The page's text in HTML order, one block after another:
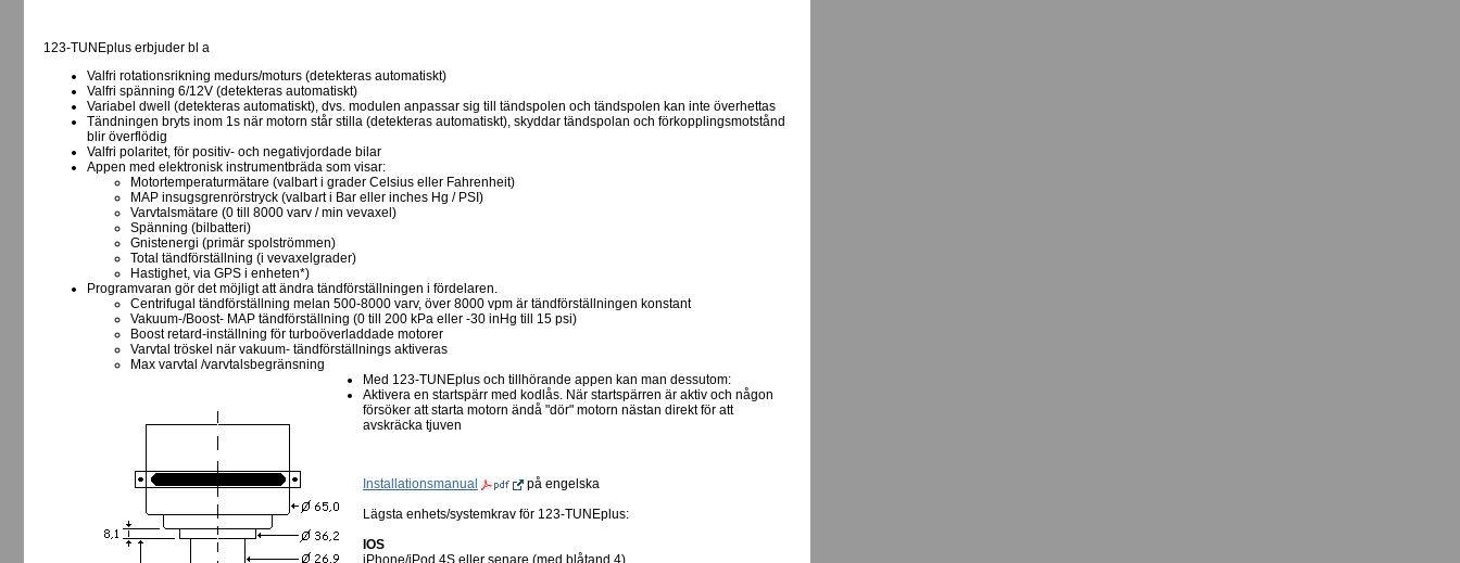
123-TUNEplus erbjuder bl a
Valfri rotationsrikning medurs/moturs (detekteras automatiskt)
Valfri spänning 6/12V (detekteras automatiskt)
Variabel dwell (detekteras automatiskt), dvs. modulen anpassar sig till tändspolen och tändspolen kan inte överhettas
Tändningen bryts inom 1s när motorn står stilla (detekteras automatiskt), skyddar tändspolan och förkopplingsmotstånd
blir överflödig
Valfri polaritet, för positiv- och negativjordade bilar
Appen med elektronisk instrumentbräda som visar:
Motortemperaturmätare (valbart i grader Celsius eller Fahrenheit)
MAP insugsgrenrörstryck (valbart i Bar eller inches Hg / PSI)
Varvtalsmätare (0 till 8000 varv / min vevaxel)
Spänning (bilbatteri)
Gnistenergi (primär spolströmmen)
Total tändförställning (i vevaxelgrader)
Hastighet, via GPS i enheten*)
Programvaran gör det möjligt att ändra tändförställningen i fördelaren.
Centrifugal tändförställning melan 500-8000 varv, över 8000 vpm är tändförställningen konstant
Vakuum-/Boost- MAP tändförställning (0 till 200 kPa eller -30 inHg till 15 psi)
Boost retard-inställning för turboöverladdade motorer
Varvtal tröskel när vakuum- tändförställnings aktiveras
Max varvtal /varvtalsbegränsning
Med 123-TUNEplus och tillhörande appen kan man dessutom:
Aktivera en startspärr med kodlås. När startspärren är aktiv och någon
försöker att starta motorn ändå "dör" motorn nästan direkt för att
avskräcka tjuven
Installationsmanual
på engelska
Lägsta enhets/systemkrav för 123-TUNEplus:
IOS